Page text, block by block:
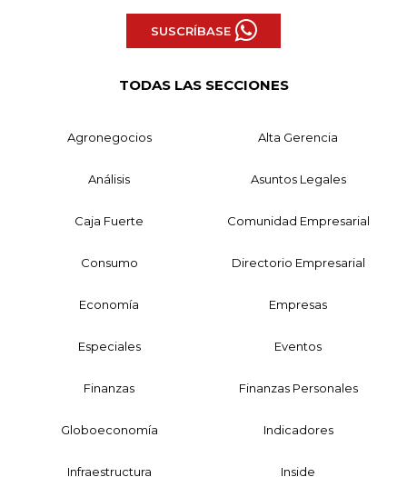
SUSCRÍBASE
TODAS LAS SECCIONES
Agronegocios Alta Gerencia
Análisis Asuntos Legales
Caja Fuerte Comunidad Empresarial
Consumo Directorio Empresarial
Economía Empresas
Especiales Eventos
Finanzas Finanzas Personales
Globoeconomía Indicadores
Infraestructura Inside